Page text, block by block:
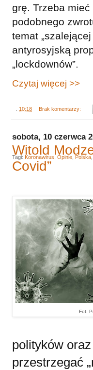
grę. Trzeba mieć
podobnego
temat
antyrosyjską
„lockdownów”.
Czytaj więcej >>
10:18 Brak komentarzy:
sobota, 10 czerwca
Witold
Covid”
Fot.
polityków
przestrzegać
Tagi: Koronawirus Opinie Polska